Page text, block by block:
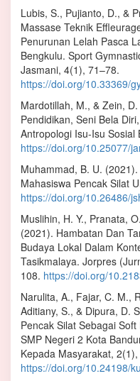
Lubis, S., Pujianto, D., &
Massase Teknik
Penurunan Lelah Pasca
Bengkulu. Sport
Jasmani, 4(1), 71–78.
https://doi.org/10.33369/
Mardotillah, M., & Zein,
Pendidikan, Seni Bela
Antropologi Isu-Isu Sosial
https://doi.org/10.25077/
Muhammad, B. U.
Mahasiswa Pencak Silat
https://doi.org/10.26486/
Muslihin, H. Y., Pranata,
(2021). Hambatan Dan
Budaya Lokal Dalam
Tasikmalaya. Jorpres
108. https://doi.org/
Narulita, A., Fajar, C. M.,
Aditiany, S., & Dipura, D.
Pencak Silat Sebagai
SMP Negeri 2 Kota
Kepada Masyarakat, 2(1),
https://doi.org/10.24198/